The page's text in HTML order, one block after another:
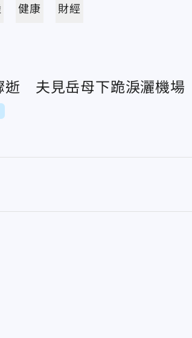
健康 財經
逝 夫見岳母下跪淚灑機場